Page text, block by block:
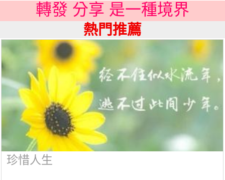
轉發 分享 是一種境界
熱門推薦
珍惜人生